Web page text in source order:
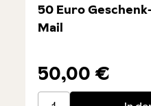
50 Euro
Mail
50,00 €
50 Euro Geschenk-